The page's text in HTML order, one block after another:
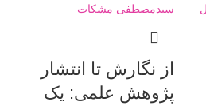
از نگارش تا انتشار
پژوهش علمی: یک